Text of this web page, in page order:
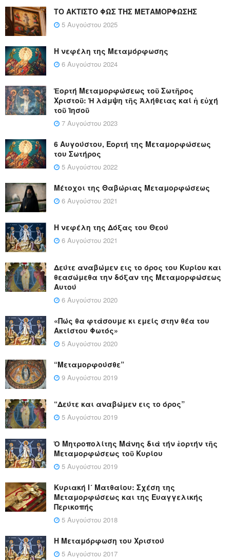
ΤΟ ΑΚΤΙΣΤΟ ΦΩΣ ΤΗΣ ΜΕΤΑΜΟΡΦΩΣΗΣ
5 Αυγούστου 2025
Η νεφέλη της Μεταμόρφωσης
6 Αυγούστου 2024
Ἑορτή Μεταμορφώσεως τοῦ Σωτῆρος
Χριστοῦ: Ἡ λάμψη τῆς Ἀλήθειας καί ἡ εὐχή
τοῦ Ἰησοῦ
7 Αυγούστου 2023
6 Αυγούστου, Εορτή της Μεταμορφώσεως
του Σωτήρος
5 Αυγούστου 2022
Μέτοχοι της Θαβώριας Μεταμορφώσεως
6 Αυγούστου 2021
Η νεφέλη της Δόξας του Θεού
6 Αυγούστου 2021
Δεύτε αναβώμεν εις το όρος του Κυρίου και
θεασώμεθα την δόξαν της Μεταμορφώσεως
Αυτού
6 Αυγούστου 2020
«Πώς θα φτάσουμε κι εμείς στην θέα του
Ακτίστου Φωτός»
5 Αυγούστου 2020
“Μεταμορφούσθε”
9 Αυγούστου 2019
“Δεύτε και αναβώμεν εις το όρος”
5 Αυγούστου 2019
Ὁ Μητροπολίτης Μάνης διά τήν ἑορτήν τῆς
Μεταμορφώσεως τοῦ Κυρίου
5 Αυγούστου 2019
Κυριακή Ι´ Ματθαίου: Σχέση της
Μεταμορφώσεως και της Ευαγγελικής
Περικοπής
5 Αυγούστου 2018
Η Μεταμόρφωση του Χριστού
5 Αυγούστου 2017